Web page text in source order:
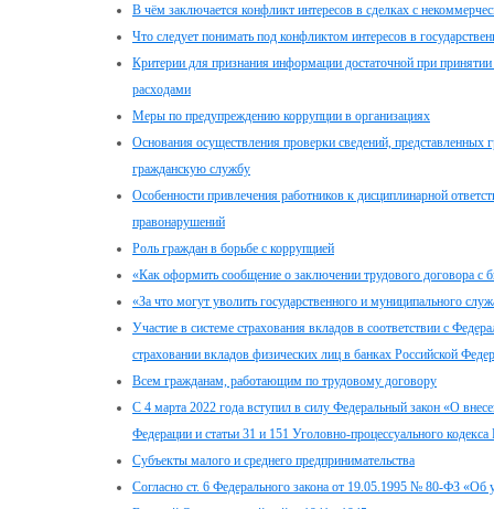
В чём заключается конфликт интересов в сделках с
Что следует понимать под конфликтом интересов в
Критерии для признания информации достаточной при
расходами
Меры по предупреждению коррупции в организациях
Основания осуществления проверки сведений, представленных
гражданскую службу
Особенности привлечения работников к дисциплинарной
правонарушений
Роль граждан в борьбе с коррупцией
«Как оформить сообщение о заключении трудового договора
«За что могут уволить государственного и муниципального
Участие в системе страхования вкладов в соответствии с
страховании вкладов физических лиц в банках Российской
Всем гражданам, работающим по трудовому договору
С 4 марта 2022 года вступил в силу Федеральный закон «О
Федерации и статьи 31 и 151 Уголовно-процессуального
Субъекты малого и среднего предпринимательства
Согласно ст. 6 Федерального закона от 19.05.1995 № 80-ФЗ «Об